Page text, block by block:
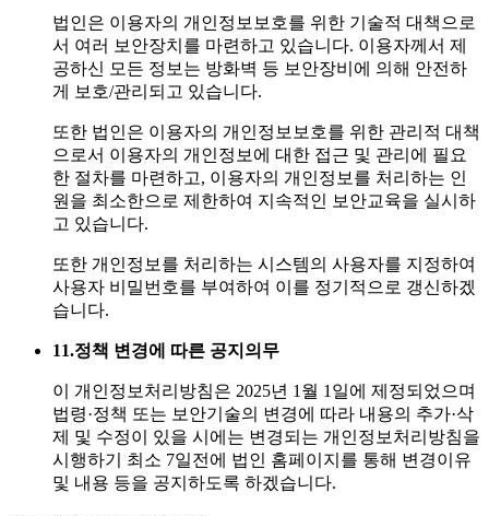
법인은 이용자의 개인정보보호를 위한 기술적 대책으로
서 여러 보안장치를 마련하고 있습니다. 이용자께서 제
공하신 모든 정보는 방화벽 등 보안장비에 의해 안전하
게 보호/관리되고 있습니다.
또한 법인은 이용자의 개인정보보호를 위한 관리적 대책
으로서 이용자의 개인정보에 대한 접근 및 관리에 필요
한 절차를 마련하고, 이용자의 개인정보를 처리하는 인
원을 최소한으로 제한하여 지속적인 보안교육을 실시하
고 있습니다.
또한 개인정보를 처리하는 시스템의 사용자를 지정하여
사용자 비밀번호를 부여하여 이를 정기적으로 갱신하겠
습니다.
11.정책 변경에 따른 공지의무
이 개인정보처리방침은 2025년 1월 1일에 제정되었으며
법령·정책 또는 보안기술의 변경에 따라 내용의 추가·삭
제 및 수정이 있을 시에는 변경되는 개인정보처리방침을
시행하기 최소 7일전에 법인 홈페이지를 통해 변경이유
및 내용 등을 공지하도록 하겠습니다.